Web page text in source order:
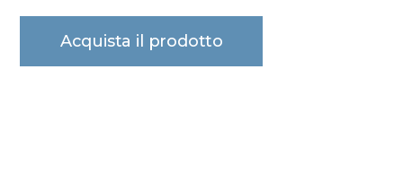
Acquista il prodotto